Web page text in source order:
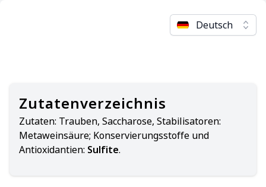
Deutsch
Zutatenverzeichnis
Zutaten: Trauben, Saccharose, Stabilisatoren:
Metaweinsäure; Konservierungsstoffe und
Antioxidantien: Sulfite.